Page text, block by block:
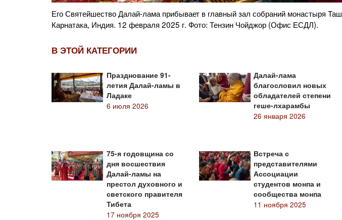
Монахи играют на традиционных инструментах, возвещая о прибытии Его
Билакуппе, штат Карнатака, Индия. 12 февраля 2025 г. Фото: Тензин Чойджор
В ЭТОЙ КАТЕГОРИИ
Празднование 91-
летия Далай-ламы в
Ладаке
6 июля 2026
Далай-лама
благословил новых
обладателей степени
геше-лхарамбы
26 января 2026
75-я годовщина со
дня восшествия
Далай-ламы на
престол духовного и
светского правителя
Тибета
17 ноября 2025
Встреча с
представителями
Ассоциации
студентов монпа и
сообщества монпа
11 ноября 2025